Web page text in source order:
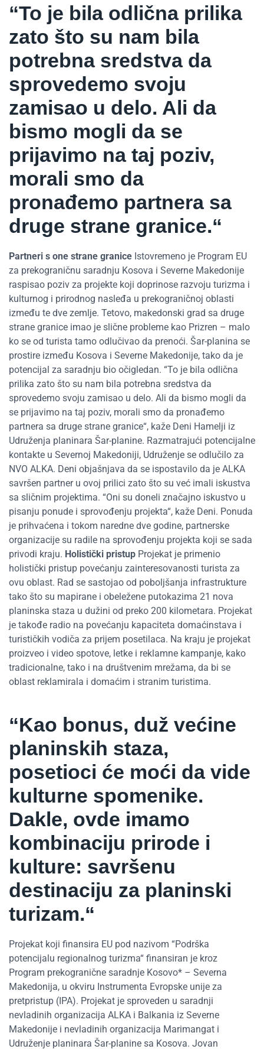
“To je bila odlična prilika
zato što su nam bila
potrebna sredstva da
sprovedemo svoju
zamisao u delo. Ali da
bismo mogli da se
prijavimo na taj poziv,
morali smo da
pronađemo partnera sa
druge strane granice.“
Partneri s one strane granice Istovremeno je Program EU
za prekograničnu saradnju Kosova i Severne Makedonije
raspisao poziv za projekte koji doprinose razvoju turizma i
kulturnog i prirodnog nasleđa u prekograničnoj oblasti
između te dve zemlje. Tetovo, makedonski grad sa druge
strane granice imao je slične probleme kao Prizren – malo
ko se od turista tamo odlučivao da prenoći. Šar-planina se
prostire između Kosova i Severne Makedonije, tako da je
potencijal za saradnju bio očigledan. “To je bila odlična
prilika zato što su nam bila potrebna sredstva da
sprovedemo svoju zamisao u delo. Ali da bismo mogli da
se prijavimo na taj poziv, morali smo da pronađemo
partnera sa druge strane granice“, kaže Deni Hamelji iz
Udruženja planinara Šar-planine. Razmatrajući potencijalne
kontakte u Severnoj Makedoniji, Udruženje se odlučilo za
NVO ALKA. Deni objašnjava da se ispostavilo da je ALKA
savršen partner u ovoj prilici zato što su već imali iskustva
sa sličnim projektima. “Oni su doneli značajno iskustvo u
pisanju ponude i sprovođenju projekta“, kaže Deni. Ponuda
je prihvaćena i tokom naredne dve godine, partnerske
organizacije su radile na sprovođenju projekta koji se sada
privodi kraju. Holistički pristup Projekat je primenio
holistički pristup povećanju zainteresovanosti turista za
ovu oblast. Rad se sastojao od poboljšanja infrastrukture
tako što su mapirane i obeležene putokazima 21 nova
planinska staza u dužini od preko 200 kilometara. Projekat
je takođe radio na povećanju kapaciteta domaćinstava i
turističkih vodiča za prijem posetilaca. Na kraju je projekat
proizveo i video spotove, letke i reklamne kampanje, kako
tradicionalne, tako i na društvenim mrežama, da bi se
oblast reklamirala i domaćim i stranim turistima.
“Kao bonus, duž većine
planinskih staza,
posetioci će moći da vide
kulturne spomenike.
Dakle, ovde imamo
kombinaciju prirode i
kulture: savršenu
destinaciju za planinski
turizam.“
Projekat koji finansira EU pod nazivom “Podrška
potencijalu regionalnog turizma“ finansiran je kroz
Program prekogranične saradnje Kosovo* – Severna
Makedonija, u okviru Instrumenta Evropske unije za
pretpristup (IPA). Projekat je sproveden u saradnji
nevladinih organizacija ALKA i Balkania iz Severne
Makedonije i nevladinih organizacija Marimangat i
Udruženje planinara Šar-planine sa Kosova. Jovan